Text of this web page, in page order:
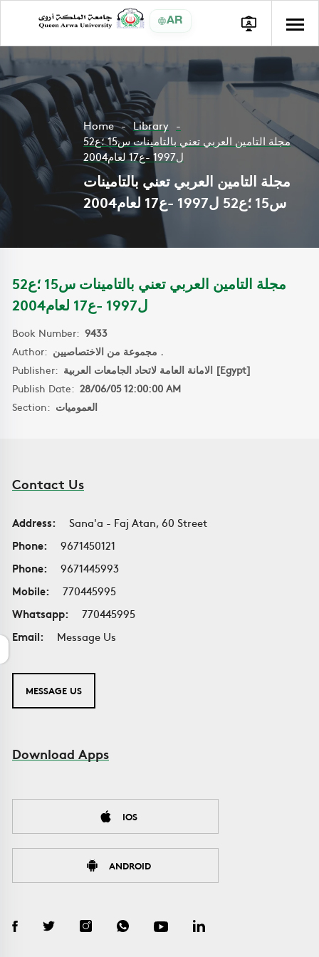
AR
Home
Library
مجلة التامين العربي تعني بالتامينات س15 ؛ع52
ل1997 -ع17 لعام2004
مجلة التامين العربي تعني بالتامينات
س15 ؛ع52 ل1997 -ع17 لعام2004
مجلة التامين العربي تعني بالتامينات س15 ؛ع52
ل1997 -ع17 لعام2004
Book Number: 9433
Author:
مجموعة من الاختصاصيين .
Publisher:
الامانة العامة لاتحاد الجامعات العربية [Egypt]
Publish Date: 28/06/05 12:00:00 AM
Section: العموميات
Contact Us
Address:
Sana'a - Faj Atan, 60 Street
Phone:
9671450121
Phone:
9671445993
Mobile:
770445995
Whatsapp:
770445995
Email:
Message Us
MESSAGE US
Download Apps
IOS
ANDROID